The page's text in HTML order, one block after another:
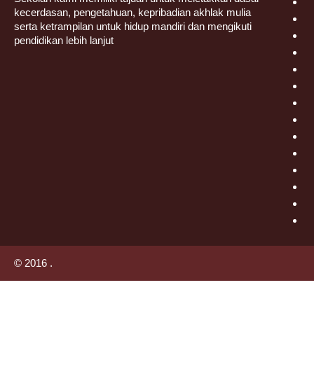
kecerdasan, pengetahuan, kepribadian akhlak mulia
serta ketrampilan untuk hidup mandiri dan mengikuti
pendidikan lebih lanjut
© 2016 .